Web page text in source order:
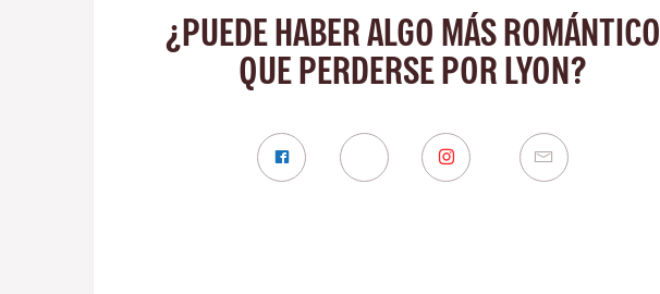
¿PUEDE HABER ALGO MÁS ROMÁNTICO
QUE PERDERSE POR LYON?